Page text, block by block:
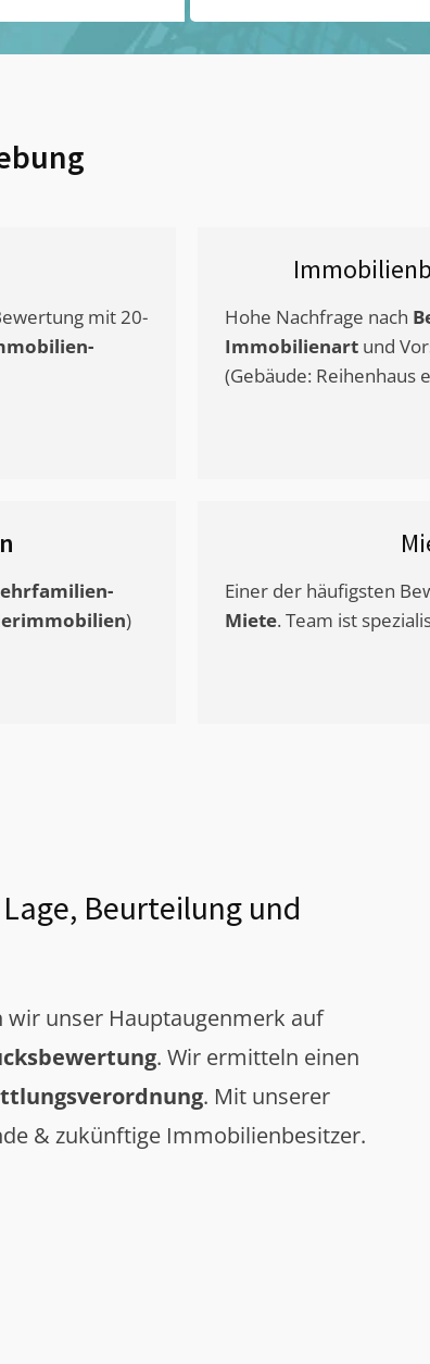
mit 20-
Hohe Nachfrage nach
Immobilienart und
(Gebäude: Reihenhaus
)
Einer der häufigsten
Miete. Team ist
Beurteilung und
unser Hauptaugenmerk auf
. Wir ermitteln einen
. Mit unserer
& zukünftige Immobilienbesitzer.